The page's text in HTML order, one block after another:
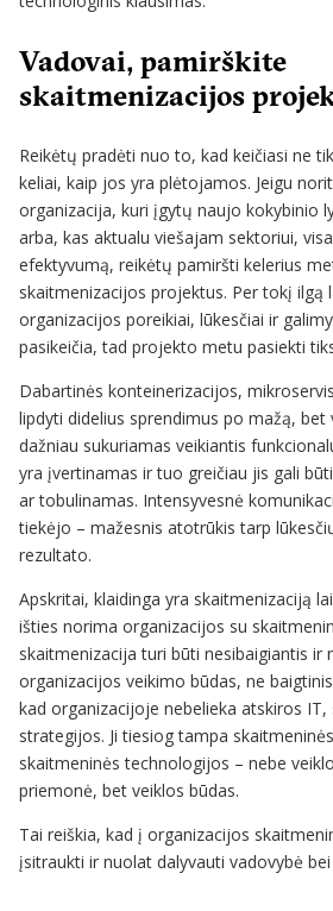
Vadovai, pamirškite
skaitmenizacijos
Reikėtų pradėti nuo to, kad keičiasi ne
keliai, kaip jos yra plėtojamos. Jeigu
organizacija, kuri įgytų naujo kokybinio
arba, kas aktualu viešajam sektoriui,
efektyvumą, reikėtų pamiršti kelerius
skaitmenizacijos projektus. Per tokį ilgą
organizacijos poreikiai, lūkesčiai ir
pasikeičia, tad projekto metu pasiekti
Dabartinės konteinerizacijos,
lipdyti didelius sprendimus po mažą, bet
dažniau sukuriamas veikiantis
yra įvertinamas ir tuo greičiau jis gali
ar tobulinamas. Intensyvesnė
tiekėjo – mažesnis atotrūkis tarp
rezultato.
Apskritai, klaidinga yra skaitmenizaciją
išties norima organizacijos su
skaitmenizacija turi būti nesibaigiantis ir
organizacijos veikimo būdas, ne
kad organizacijoje nebelieka atskiros
strategijos. Ji tiesiog tampa
skaitmeninės technologijos – nebe
priemonė, bet veiklos būdas.
Tai reiškia, kad į organizacijos
įsitraukti ir nuolat dalyvauti vadovybė